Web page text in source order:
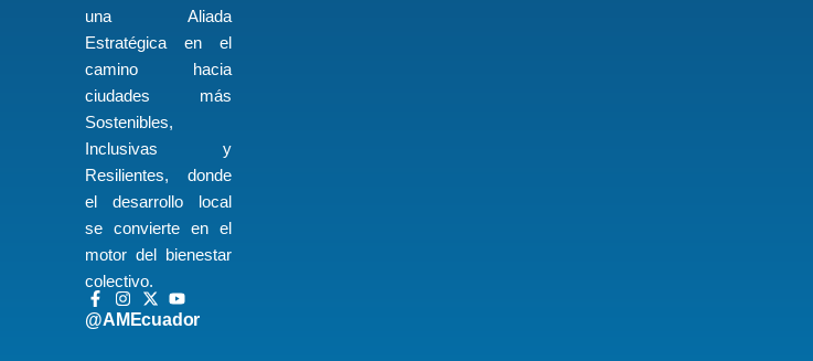
una Aliada
Estratégica en el
camino hacia
ciudades más
Sostenibles,
Inclusivas y
Resilientes, donde
el desarrollo local
se convierte en el
motor del bienestar
colectivo.
@AMEcuador